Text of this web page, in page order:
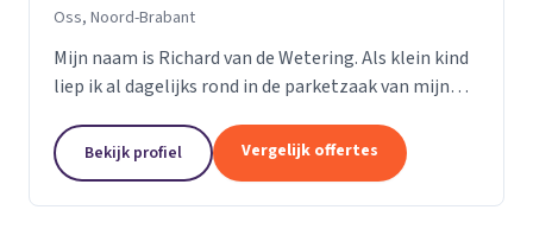
Oss, Noord-Brabant
Mijn naam is Richard van de Wetering. Als klein kind
liep ik al dagelijks rond in de parketzaak van mijn
ook de reden dat ik besloot zelf...
Bekijk profiel Vergelijk offertes